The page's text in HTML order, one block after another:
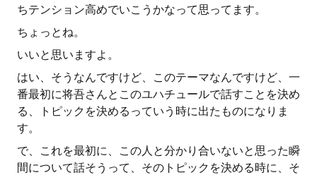
ちテンション高めでいこうかなって思ってます。
ちょっとね。
いいと思いますよ。
はい、そうなんですけど、このテーマなんですけど、一
番最初に将吾さんとこのユハチュールで話すことを決め
る、トピックを決めるっていう時に出たものになりま
す。
で、これを最初に、この人と分かり合いないと思った瞬
間について話そうって、そのトピックを決める時に、そ